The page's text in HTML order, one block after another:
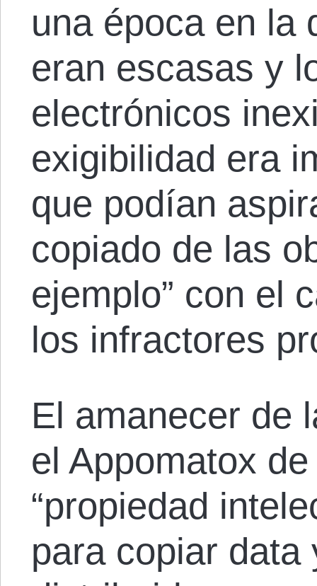
una época en la
eran escasas y
electrónicos
exigibilidad era
que podían
copiado de las
ejemplo” con el
los infractores
El amanecer de
el Appomatox
“propiedad
para copiar